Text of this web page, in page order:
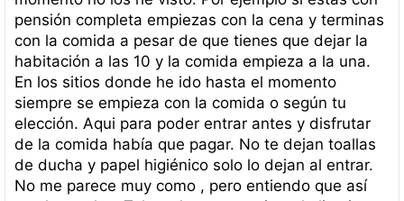
pensión completa empiezas con la cena y terminas
con la comida a pesar de que tienes que dejar la
habitación a las 10 y la comida empieza a la una.
En los sitios donde he ido hasta el momento
siempre se empieza con la comida o según tu
elección. Aqui para poder entrar antes y disfrutar
de la comida había que pagar. No te dejan toallas
de ducha y papel higiénico solo lo dejan al entrar.
No me parece muy como , pero entiendo que así